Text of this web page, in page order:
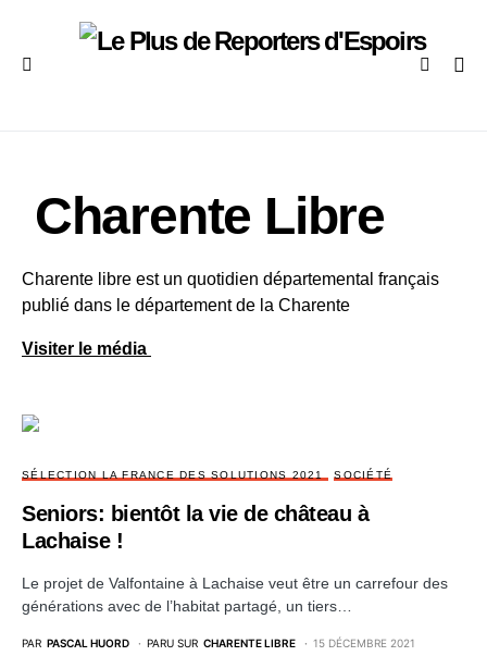
Charente Libre
Charente libre est un quotidien départemental français
publié dans le département de la Charente
Visiter le média
SÉLECTION LA FRANCE DES SOLUTIONS 2021 SOCIÉTÉ
Seniors: bientôt la vie de château à
Lachaise !
Le projet de Valfontaine à Lachaise veut être un carrefour des
générations avec de l’habitat partagé, un tiers…
PAR PASCAL HUORD PARU SUR CHARENTE LIBRE 15 DÉCEMBRE 2021